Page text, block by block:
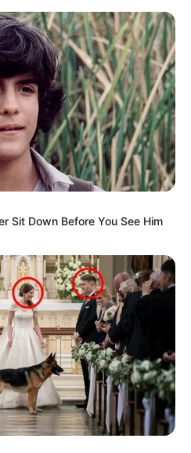
Sit Down Before You See Him